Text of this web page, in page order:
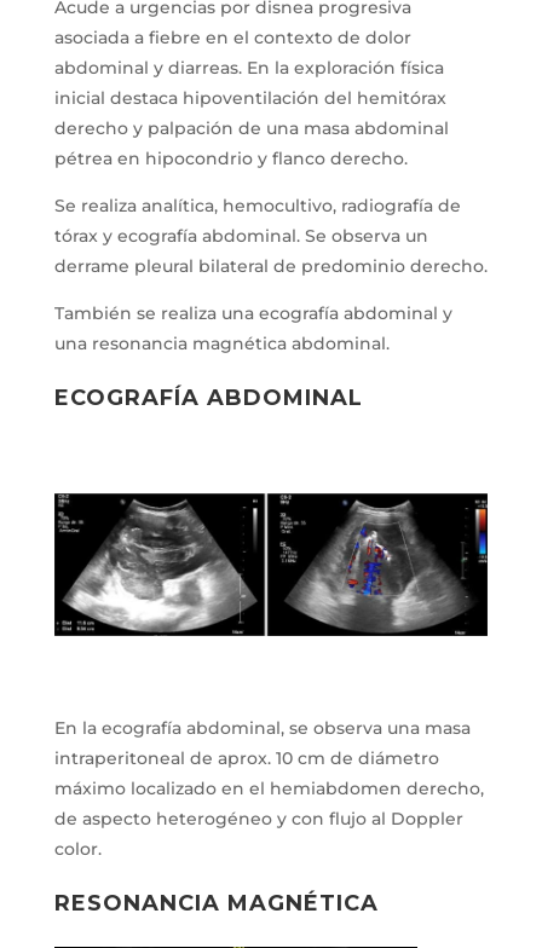
Acude a urgencias por disnea progresiva
asociada a fiebre en el contexto de dolor
abdominal y diarreas. En la exploración física
inicial destaca hipoventilación del hemitórax
derecho y palpación de una masa abdominal
pétrea en hipocondrio y flanco derecho.
Se realiza analítica, hemocultivo, radiografía de
tórax y ecografía abdominal. Se observa un
derrame pleural bilateral de predominio derecho.
También se realiza una ecografía abdominal y
una resonancia magnética abdominal.
ECOGRAFÍA ABDOMINAL
En la ecografía abdominal, se observa una masa
intraperitoneal de aprox. 10 cm de diámetro
máximo localizado en el hemiabdomen derecho,
de aspecto heterogéneo y con flujo al Doppler
color.
RESONANCIA MAGNÉTICA